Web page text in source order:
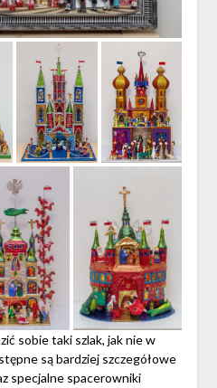
sobie taki szlak, jak nie w
są bardziej szczegółowe
specjalne spacerowniki